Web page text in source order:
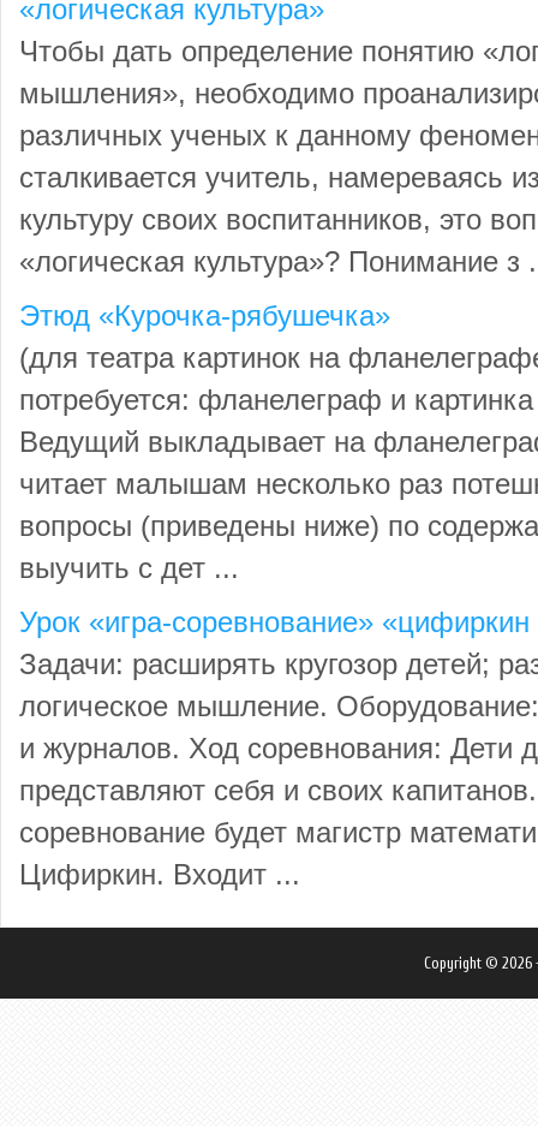
«логическая культура»
Чтобы дать определение понятию
мышления», необходимо
различных ученых к данному
сталкивается учитель, намереваясь
культуру своих воспитанников, это
«логическая культура»? Понимание з
Этюд «Курочка-рябушечка»
(для театра картинок на
потребуется: фланелеграф и
Ведущий выкладывает на
читает малышам несколько раз
вопросы (приведены ниже) по
выучить с дет ...
Урок «игра-соревнование»
Задачи: расширять кругозор детей;
логическое мышление. Оборудование:
и журналов. Ход соревнования: Дети
представляют себя и своих
соревнование будет магистр
Цифиркин. Входит ...
Copyright © 2026